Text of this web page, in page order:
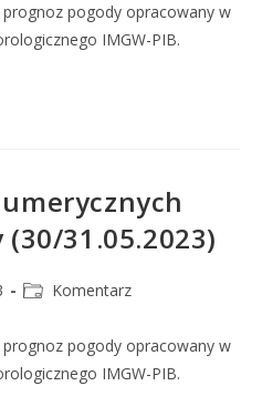
pogody opracowany w
IMGW-PIB.
31.05.2023)
Komentarz
pogody opracowany w
IMGW-PIB.